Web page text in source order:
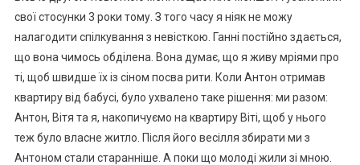
свої стосунки 3 роки тому. З того часу я ніяк не можу
налагодити спілкування з невісткою. Ганні постійно здається,
що вона чимось обділена. Вона думає, що я живу мріями про
ті, щоб швидше їх із сіном посва рити. Коли Антон отримав
квартиру від бабусі, було ухвалено таке рішення: ми разом:
Антон, Вітя та я, накопичуємо на квартиру Віті, щоб у нього
теж було власне житло. Після його весілля збирати ми з
Антоном стали старанніше. А поки що молоді жили зі мною.